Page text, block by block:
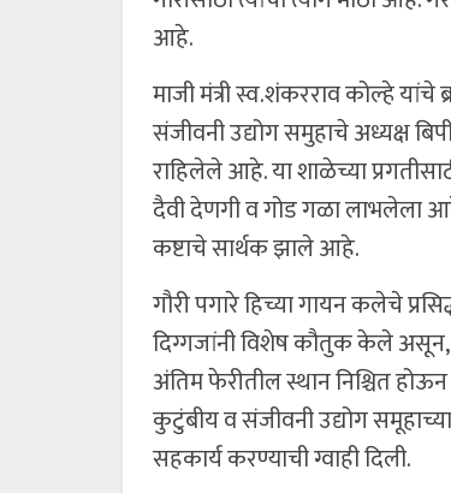
आहे.
माजी मंत्री स्व.शंकरराव कोल्हे यांचे
संजीवनी उद्योग समुहाचे अध्यक्ष
राहिलेले आहे. या शाळेच्या
दैवी देणगी व गोड गळा लाभलेला
कष्टाचे सार्थक झाले आहे.
गौरी पगारे हिच्या गायन कलेचे
दिग्गजांनी विशेष कौतुक केले असून,
अंतिम फेरीतील स्थान निश्चित
कुटुंबीय व संजीवनी उद्योग
सहकार्य करण्याची ग्वाही दिली.